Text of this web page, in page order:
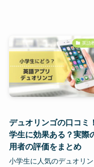
英語
デュオリンゴの口コミ
学生に効果ある？実際
用者の評価をまとめ
小学生に人気のデュオリ